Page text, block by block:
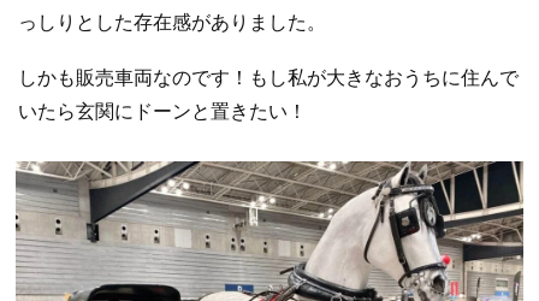
っしりとした存在感がありました。
しかも販売車両なのです！もし私が大きなおうちに住んで
いたら玄関にドーンと置きたい！